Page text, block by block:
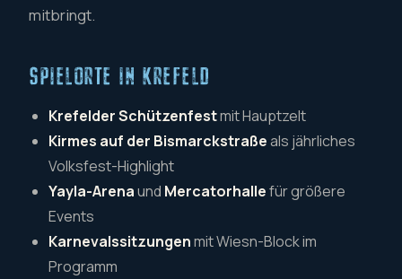
mitbringt.
SPIELORTE IN KREFELD
Krefelder Schützenfestmit Hauptzelt
Kirmes auf der Bismarckstraßeals jährliches
Volksfest-Highlight
Yayla-Arenaund Mercatorhallefür größere
Events
Karnevalssitzungenmit Wiesn-Block im
Programm